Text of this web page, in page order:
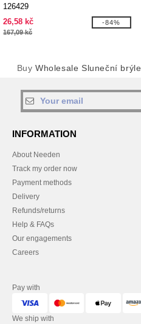
126429
26,58 kč
167,09 kč
-84%
Buy Wholesale Sluneční brýle
INFORMATION
About Needen
Track my order now
Payment methods
Delivery
Refunds/returns
Help & FAQs
Our engagements
Careers
Pay with
We ship with